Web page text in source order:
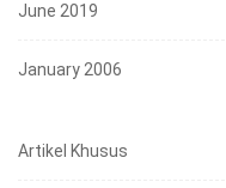
June 2019
January 2006
Artikel Khusus